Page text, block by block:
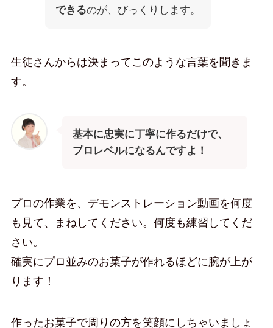
できるのが、びっくりします。
生徒さんからは決まってこのような言葉を聞きま
す。
基本に忠実に丁寧に作るだけで、
プロレベルになるんですよ！
プロの作業を、デモンストレーション動画を何度
も見て、まねしてください。何度も練習してくだ
さい。
確実にプロ並みのお菓子が作れるほどに腕が上が
ります！
作ったお菓子で周りの方を笑顔にしちゃいましょ